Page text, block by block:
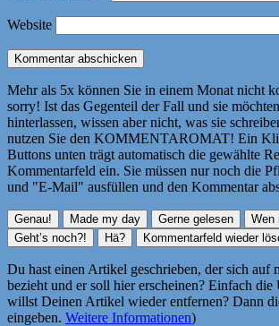
Website
Mehr als 5x können Sie in einem Monat nicht
sorry! Ist das Gegenteil der Fall und sie
hinterlassen, wissen aber nicht, was sie
nutzen Sie den KOMMENTAROMAT! Ein
Buttons unten trägt automatisch die gewählte
Kommentarfeld ein. Sie müssen nur noch die
und "E-Mail" ausfüllen und den Kommentar
Du hast einen Artikel geschrieben, der sich auf
bezieht und er soll hier erscheinen? Einfach
willst Deinen Artikel wieder entfernen? Dann
eingeben. Weitere Informationen)